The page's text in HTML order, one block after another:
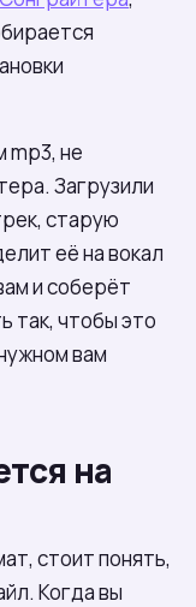
mp3, не
Загрузили
старую
её на вокал
и соберёт
так, чтобы это
вам
на
стоит понять,
Когда вы